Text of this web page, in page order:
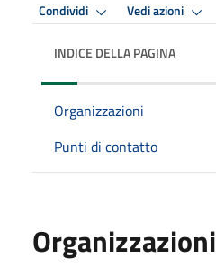
Condividi Vedi azioni
INDICE DELLA PAGINA
Organizzazioni
Punti di contatto
Organizzazioni